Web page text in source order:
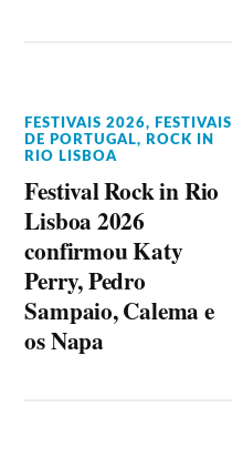
FESTIVAIS 2026,
FESTIVAIS
DE PORTUGAL,
ROCK IN
RIO LISBOA
Festival Rock in Rio
Lisboa 2026
confirmou Katy
Perry, Pedro
Sampaio, Calema e
os Napa